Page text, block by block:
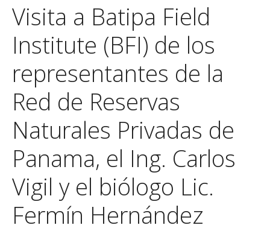
Visita a Batipa Field
Institute (BFI) de los
representantes de la
Red de Reservas
Naturales Privadas de
Panama, el Ing. Carlos
Vigil y el biólogo Lic.
Fermín Hernández